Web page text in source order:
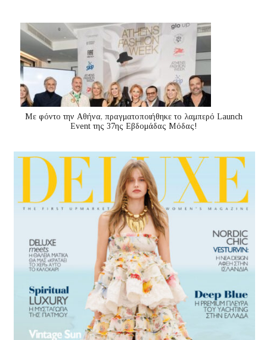
Με φόντο την Αθήνα, πραγματοποιήθηκε το λαμπερό Launch
Event της 37ης Εβδομάδας Μόδας!